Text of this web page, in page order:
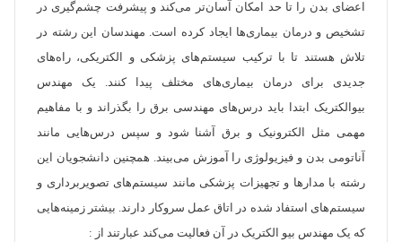
اعضای بدن را تا حد امکان آسان‌تر می‌کند و پیشرفت چشم‌گیری در
تشخیص و درمان بیماری‌ها ایجاد کرده است. مهندسان این رشته در
تلاش هستند تا با ترکیب سیستم‌های پزشکی و الکتریکی، راه‌های
جدیدی برای درمان بیماری‌های مختلف پیدا کنند. یک مهندس
بیوالکتریک ابتدا باید درس‌های مهندسی برق را بگذراند و با مفاهیم
مهمی مثل الکترونیک و برق آشنا شود و سپس درس‌هایی مانند
آناتومی بدن و فیزیولوژی را آموزش می‌بیند. همچنین دانشجویان این
رشته با مدارها و تجهیزات پزشکی مانند سیستم‌های تصویربرداری و
سیستم‌های استفاد شده در اتاق عمل سروکار دارند. بیشتر زمینه‌هایی
که یک مهندس بیو الکتریک در آن فعالیت می‌کند عبارتند از :